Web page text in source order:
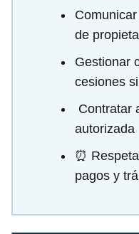
de
Gestionar
cesiones
Contratar
autorizada
⏰
pagos y